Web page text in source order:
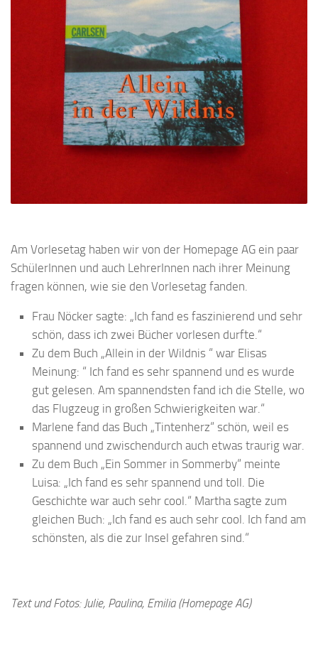
Am Vorlesetag haben wir von der Homepage AG ein paar
SchülerInnen und auch LehrerInnen nach ihrer Meinung
fragen können, wie sie den Vorlesetag fanden.
Frau Nöcker sagte: „Ich fand es faszinierend und sehr
schön, dass ich zwei Bücher vorlesen durfte.“
Zu dem Buch „Allein in der Wildnis “ war Elisas
Meinung: “ Ich fand es sehr spannend und es wurde
gut gelesen. Am spannendsten fand ich die Stelle, wo
das Flugzeug in großen Schwierigkeiten war.“
Marlene fand das Buch „Tintenherz“ schön, weil es
spannend und zwischendurch auch etwas traurig war.
Zu dem Buch „Ein Sommer in Sommerby“ meinte
Luisa: „Ich fand es sehr spannend und toll. Die
Geschichte war auch sehr cool.“ Martha sagte zum
gleichen Buch: „Ich fand es auch sehr cool. Ich fand am
schönsten, als die zur Insel gefahren sind.“
Text und Fotos: Julie, Paulina, Emilia (Homepage AG)